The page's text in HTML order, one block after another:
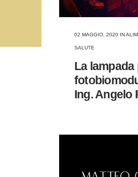
02 MAGGIO, 2020 IN
SALUTE
La lampada
Ing. Angelo